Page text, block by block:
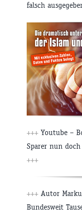
falsch
+++ Youtube –
Sparer nun
+++
+++ Autor
Bundesweit